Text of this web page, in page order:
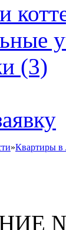
(3)
»Квартиры в